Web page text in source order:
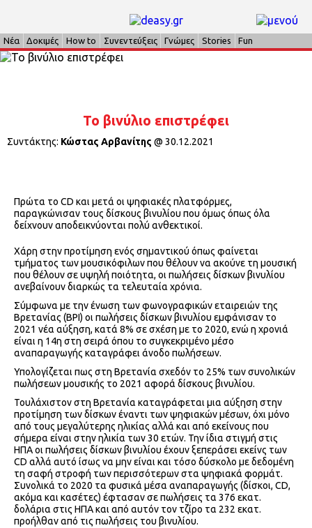
Νέα Δοκιμές How to Συνεντεύξεις Γνώμες Stories Fun
Το βινύλιο επιστρέφει
Συντάκτης: Κώστας Αρβανίτης @ 30.12.2021
Πρώτα το CD και μετά οι ψηφιακές πλατφόρμες,
παραγκώνισαν τους δίσκους βινυλίου που όμως όπως όλα
δείχνουν αποδεικνύονται πολύ ανθεκτικοί.
Χάρη στην προτίμηση ενός σημαντικού όπως φαίνεται
τμήματος των μουσικόφιλων που θέλουν να ακούνε τη μουσική
που θέλουν σε υψηλή ποιότητα, οι πωλήσεις δίσκων βινυλίου
ανεβαίνουν διαρκώς τα τελευταία χρόνια.
Σύμφωνα με την ένωση των φωνογραφικών εταιρειών της
Βρετανίας (BPΙ) οι πωλήσεις δίσκων βινυλίου εμφάνισαν το
2021 νέα αύξηση, κατά 8% σε σχέση με το 2020, ενώ η χρονιά
είναι η 14η στη σειρά όπου το συγκεκριμένο μέσο
αναπαραγωγής καταγράφει άνοδο πωλήσεων.
Υπολογίζεται πως στη Βρετανία σχεδόν το 25% των συνολικών
πωλήσεων μουσικής το 2021 αφορά δίσκους βινυλίου.
Τουλάχιστον στη Βρετανία καταγράφεται μια αύξηση στην
προτίμηση των δίσκων έναντι των ψηφιακών μέσων, όχι μόνο
από τους μεγαλύτερης ηλικίας αλλά και από εκείνους που
σήμερα είναι στην ηλικία των 30 ετών. Την ίδια στιγμή στις
ΗΠΑ οι πωλήσεις δίσκων βινυλίου έχουν ξεπεράσει εκείνς των
CD αλλά αυτό ίσως να μην είναι και τόσο δύσκολο με δεδομένη
τη σαφή στροφή των περισσότερων στα ψηφιακά φορμάτ.
Συνολικά το 2020 τα φυσικά μέσα αναπαραγωγής (δίσκοι, CD,
ακόμα και κασέτες) έφτασαν σε πωλήσεις τα 376 εκατ.
δολάρια στις ΗΠΑ και από αυτόν τον τζίρο τα 232 εκατ.
προήλθαν από τις πωλήσεις του βινυλίου.